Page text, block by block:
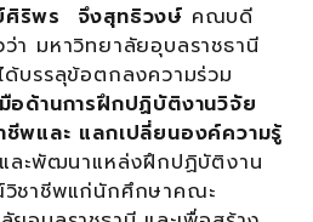
ร จึงสุทธิวงษ์ คณบดี
า มหาวิทยาลัยอุบลราชธานี
บรรลุข้อตกลงความร่วม
อด้านการฝึกปฏิบัติงานวิจัย
พและ แลกเปลี่ยนองค์ความรู้
ละพัฒนาแหล่งฝึกปฏิบัติงาน
วิชาชีพแก่นักศึกษาคณะ